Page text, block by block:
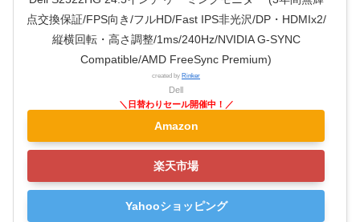
点交換保証/FPS向き/フルHD/Fast IPS非光沢/DP・HDMIx2/
縦横回転・高さ調整/1ms/240Hz/NVIDIA G-SYNC
Compatible/AMD FreeSync Premium)
created by Rinker
Dell
Amazon
楽天市場
Yahooショッピング